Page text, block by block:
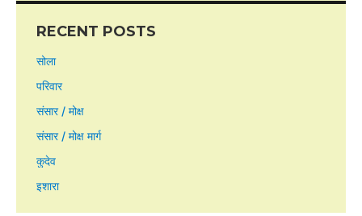
RECENT POSTS
सोला
परिवार
संसार / मोक्ष
संसार / मोक्ष मार्ग
कुदेव
इशारा